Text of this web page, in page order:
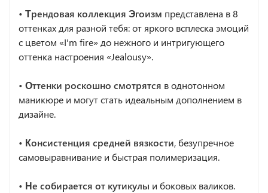
• Трендовая коллекция Эгоизм представлена в 8
оттенках для разной тебя: от яркого всплеска эмоций
с цветом «I'm fire» до нежного и интригующего
оттенка настроения «Jealousy».
• Оттенки роскошно смотрятся в однотонном
маникюре и могут стать идеальным дополнением в
дизайне.
• Консистенция средней вязкости, безупречное
самовыравнивание и быстрая полимеризация.
• Не собирается от кутикулы и боковых валиков.